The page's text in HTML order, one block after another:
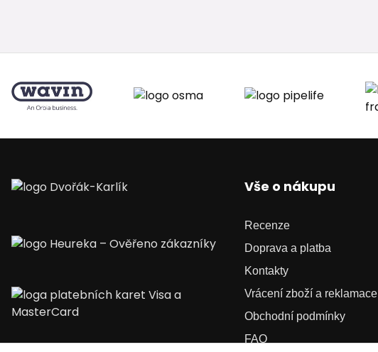
Vše o nákupu
Recenze
Doprava a platba
Kontakty
Vrácení zboží a reklamace
Obchodní podmínky
FAQ